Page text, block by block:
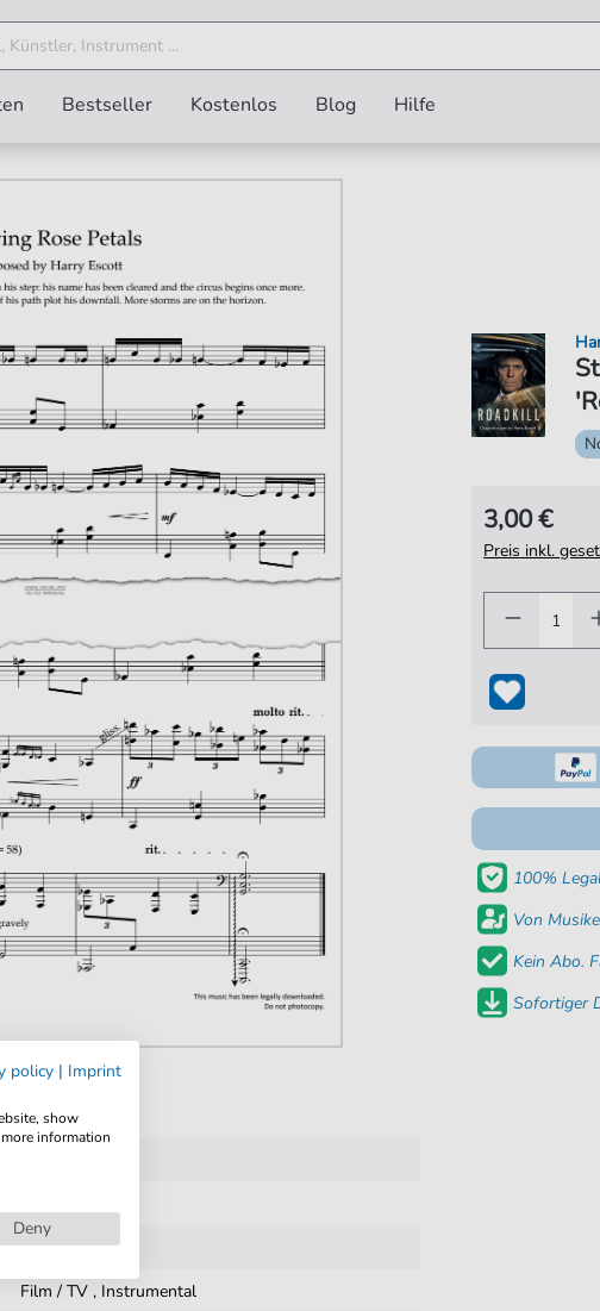
Bestseller Kostenlos Blog Hilfe
Klavier
Film / TV , Instrumental
3,00 €
Preis inkl.
100%
Von
Kein Abo.
Sofortiger
policy | Imprint
show
information
Deny